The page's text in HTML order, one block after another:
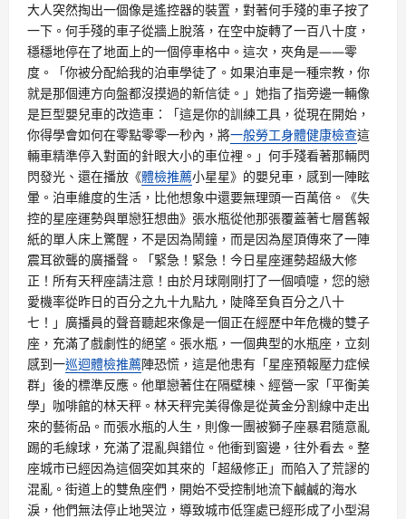
大人突然掏出一個像是遙控器的裝置，對著何手殘的車子按了
一下。何手殘的車子從牆上脫落，在空中旋轉了一百八十度，
穩穩地停在了地面上的一個停車格中。這次，夾角是——零
度。「你被分配給我的泊車學徒了。如果泊車是一種宗教，你
就是那個連方向盤都沒摸過的新信徒。」她指了指旁邊一輛像
是巨型嬰兒車的改造車：「這是你的訓練工具，從現在開始，
你得學會如何在零點零零一秒內，將一般勞工身體健康檢查這
輛車精準停入對面的針眼大小的車位裡。」何手殘看著那輛閃
閃發光、還在播放《體檢推薦小星星》的嬰兒車，感到一陣眩
暈。泊車維度的生活，比他想象中還要無理頭一百萬倍。《失
控的星座運勢與單戀狂想曲》張水瓶從他那張覆蓋著七層舊報
紙的單人床上驚醒，不是因為鬧鐘，而是因為屋頂傳來了一陣
震耳欲聾的廣播聲。「緊急！緊急！今日星座運勢超級大修
正！所有天秤座請注意！由於月球剛剛打了一個噴嚏，您的戀
愛機率從昨日的百分之九十九點九，陡降至負百分之八十
七！」廣播員的聲音聽起來像是一個正在經歷中年危機的雙子
座，充滿了戲劇性的絕望。張水瓶，一個典型的水瓶座，立刻
感到一巡迴體檢推薦陣恐慌，這是他患有「星座預報壓力症候
群」後的標準反應。他單戀著住在隔壁棟、經營一家「平衡美
學」咖啡館的林天秤。林天秤完美得像是從黃金分割線中走出
來的藝術品。而張水瓶的人生，則像一團被獅子座暴君隨意亂
踢的毛線球，充滿了混亂與錯位。他衝到窗邊，往外看去。整
座城市已經因為這個突如其來的「超級修正」而陷入了荒謬的
混亂。街道上的雙魚座們，開始不受控制地流下鹹鹹的海水
淚，他們無法停止地哭泣，導致城市低窪處已經形成了小型潟